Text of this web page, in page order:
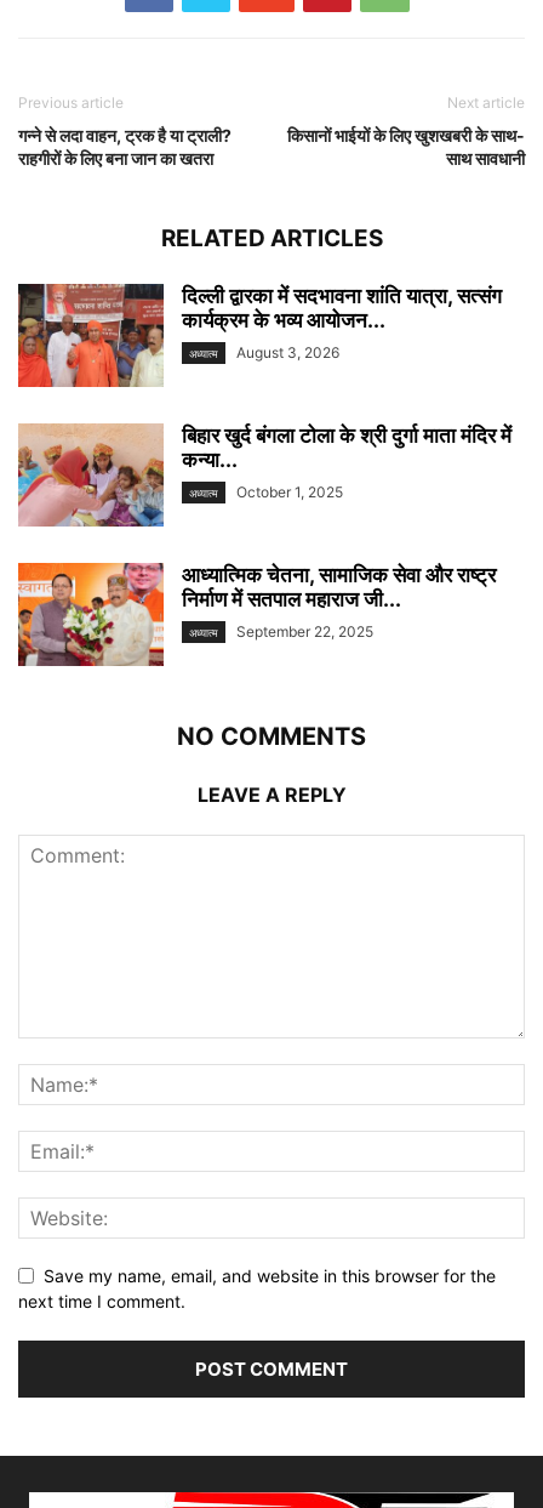
Previous article
गन्ने से लदा वाहन, ट्रक है या ट्राली?
राहगीरों के लिए बना जान का खतरा
Next article
किसानों भाईयों के लिए खुशखबरी के साथ-
साथ सावधानी
RELATED ARTICLES
दिल्ली द्वारका में सदभावना शांति यात्रा, सत्संग
कार्यक्रम के भव्य आयोजन...
अध्यात्म August 3, 2026
बिहार खुर्द बंगला टोला के श्री दुर्गा माता मंदिर में
कन्या...
अध्यात्म October 1, 2025
आध्यात्मिक चेतना, सामाजिक सेवा और राष्ट्र
निर्माण में सतपाल महाराज जी...
अध्यात्म September 22, 2025
NO COMMENTS
LEAVE A REPLY
Save my name, email, and website in this browser for the
next time I comment.